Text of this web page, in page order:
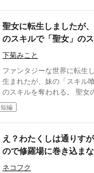
聖女に転生しましたが
のスキルで「聖女」の
た。でも枢機卿たちは
下菊みこと
ファンタジーな世界に転生した主人
生まれたが、妹の「スキル
のスキルを奪われる。 聖女のスキルには未練がなく
ケロッとしていた主人公だ
の情報を得た教会の枢機卿
ちだった！ 「聖女のスキルなんてどうでもよかった
けど、枢機卿がこの三人な
ったー！！！」 しかし枢機卿が手を差し伸べたのは
主人公に対してで…。 何故か別の異世界（花騎士の
短編
え？わたくしは通りす
ので修羅場に巻き込まな
ネコフク